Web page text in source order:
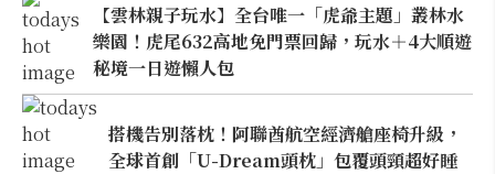
【雲林親子玩水】全台唯一「虎爺主題」叢林水
樂園！虎尾632高地免門票回歸，玩水＋4大順遊
秘境一日遊懶人包
搭機告別落枕！阿聯酋航空經濟艙座椅升級，
全球首創「U-Dream頭枕」包覆頭頸超好睡